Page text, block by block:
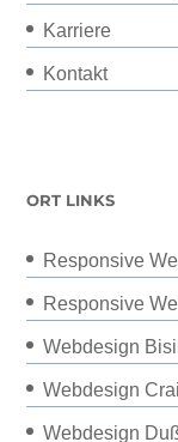
Karriere
Kontakt
ORT LINKS
Responsive
Responsive
Webdesign
Webdesign
Webdesign